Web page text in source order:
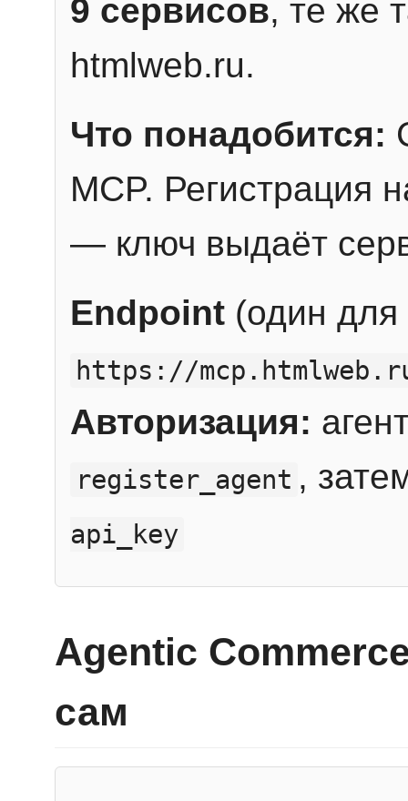
9 сервисов, те же
htmlweb.ru.
Что понадобится:
MCP. Регистрация
— ключ выдаёт
Endpoint (один для
https://
Авторизация:
register_agent ,
api_key
Agentic
сам